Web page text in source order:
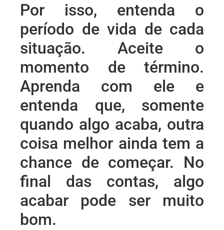
Por isso, entenda o
período de vida de cada
situação. Aceite o
momento de término.
Aprenda com ele e
entenda que, somente
quando algo acaba, outra
coisa melhor ainda tem a
chance de começar. No
final das contas, algo
acabar pode ser muito
bom.